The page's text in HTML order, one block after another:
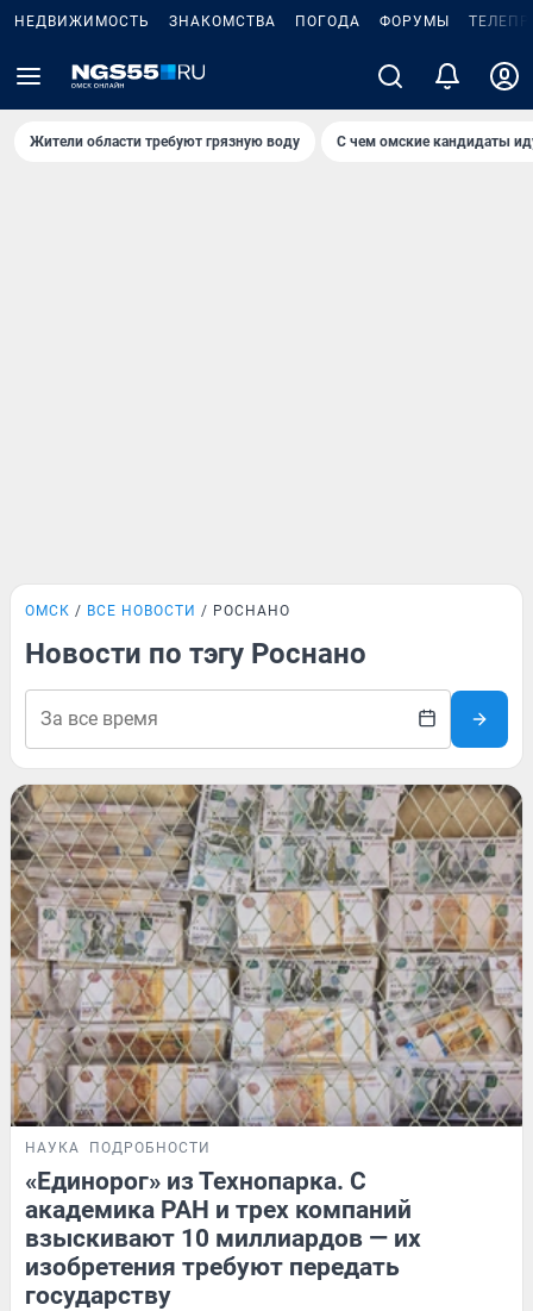
НЕДВИЖИМОСТЬ ЗНАКОМСТВА ПОГОДА ФОРУМЫ
Жители области требуют грязную воду С чем омские кандидаты
ОМСК ВСЕ НОВОСТИ РОСНАНО
Новости по тэгу Роснано
НАУКА ПОДРОБНОСТИ
«Единорог» из Технопарка. С
академика РАН и трех компаний
взыскивают 10 миллиардов — их
изобретения требуют передать
государству